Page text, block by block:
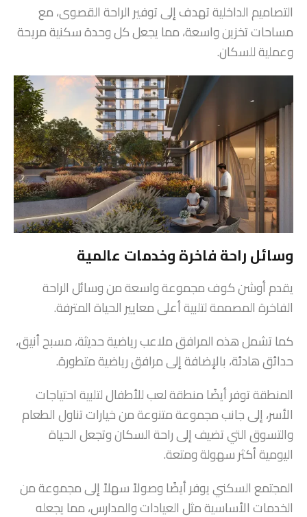
التصاميم الداخلية تهدف إلى توفير الراحة القصوى، مع
مساحات تخزين واسعة، مما يجعل كل وحدة سكنية مريحة
وعملية للسكان.
وسائل راحة فاخرة وخدمات عالمية
يقدم أوشن كوف مجموعة واسعة من وسائل الراحة
الفاخرة المصممة لتلبية أعلى معايير الحياة المترفة.
كما تشمل هذه المرافق ملاعب رياضية حديثة، مسبح أنيق،
حدائق هادئة، بالإضافة إلى مرافق رياضية متطورة.
المنطقة توفر أيضًا منطقة لعب للأطفال لتلبية احتياجات
الأسر، إلى جانب مجموعة متنوعة من خيارات تناول الطعام
والتسوق التي تضيف إلى راحة السكان وتجعل الحياة
اليومية أكثر سهولة ومتعة.
المجتمع السكني يوفر أيضًا وصولاً سهلاً إلى مجموعة من
الخدمات الأساسية مثل العيادات والمدارس، مما يجعله